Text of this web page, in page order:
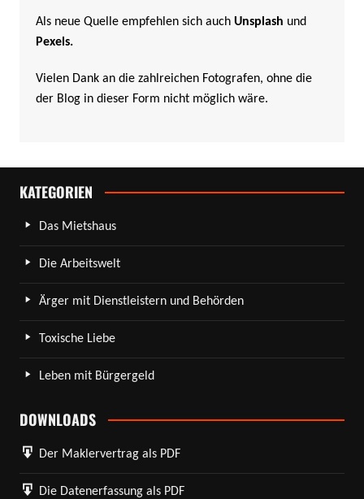
Als neue Quelle empfehlen sich auch Unsplash und
Pexels.
Vielen Dank an die zahlreichen Fotografen, ohne die
der Blog in dieser Form nicht möglich wäre.
KATEGORIEN
Das Mietshaus
Die Arbeitswelt
Ärger mit Dienstleistern und Behörden
Toxische Liebe
Leben mit Bürgergeld
DOWNLOADS
Der Maklervertrag als PDF
Die Datenerfassung als PDF